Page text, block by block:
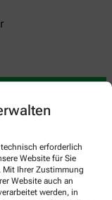
erforderlich
Website für Sie
Ihrer Zustimmung
Website auch an
werden, in